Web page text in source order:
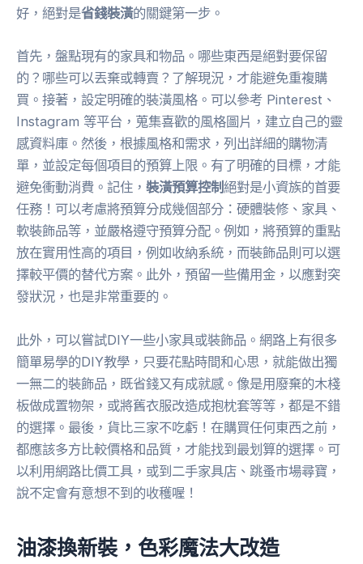
好，絕對是省錢裝潢的關鍵第一步。
首先，盤點現有的家具和物品。哪些東西是絕對要保留
的？哪些可以丟棄或轉賣？了解現況，才能避免重複購
買。接著，設定明確的裝潢風格。可以參考 Pinterest、
Instagram 等平台，蒐集喜歡的風格圖片，建立自己的靈
感資料庫。然後，根據風格和需求，列出詳細的購物清
單，並設定每個項目的預算上限。有了明確的目標，才能
避免衝動消費。記住， 裝潢預算控制絕對是小資族的首要
任務！可以考慮將預算分成幾個部分：硬體裝修、家具、
軟裝飾品等，並嚴格遵守預算分配。例如，將預算的重點
放在實用性高的項目，例如收納系統，而裝飾品則可以選
擇較平價的替代方案。此外，預留一些備用金，以應對突
發狀況，也是非常重要的。
此外，可以嘗試DIY一些小家具或裝飾品。網路上有很多
簡單易學的DIY教學，只要花點時間和心思，就能做出獨
一無二的裝飾品，既省錢又有成就感。像是用廢棄的木棧
板做成置物架，或將舊衣服改造成抱枕套等等，都是不錯
的選擇。最後，貨比三家不吃虧！在購買任何東西之前，
都應該多方比較價格和品質，才能找到最划算的選擇。可
以利用網路比價工具，或到二手家具店、跳蚤市場尋寶，
說不定會有意想不到的收穫喔！
油漆換新裝，色彩魔法大改造